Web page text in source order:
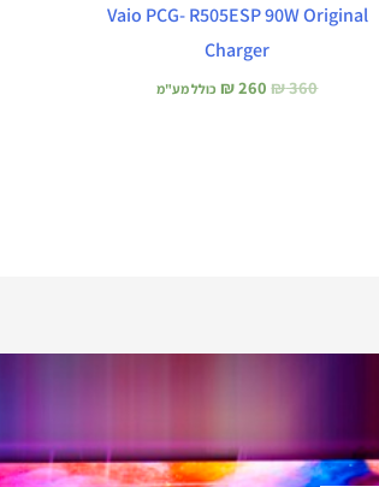
Vaio PCG- R505ESP 90W Original
Charger
₪360
₪260 כולל מע"מ